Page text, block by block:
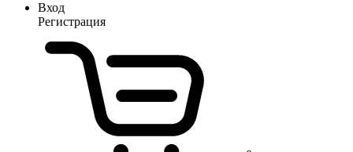
Вход
Регистрация